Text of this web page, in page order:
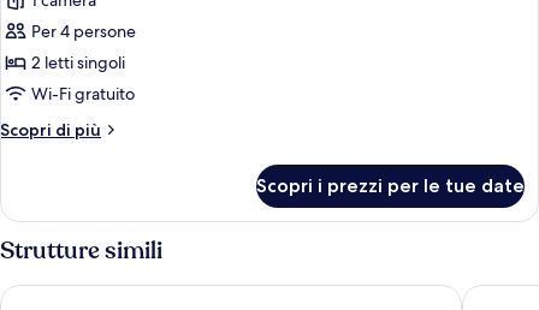
Per 4 persone
2 letti singoli
Wi-Fi gratuito
Scopri di più
Altri
(Mahavan)
Scopri i prezzi per le tue date
Strutture simili
Shetty Farms Freesia